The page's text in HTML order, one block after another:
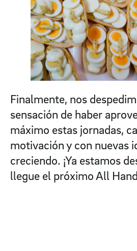
Finalmente, nos
sensación de haber
máximo estas jornadas,
motivación y con nuevas
creciendo. ¡Ya estamos
llegue el próximo All